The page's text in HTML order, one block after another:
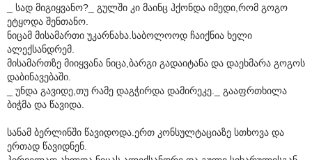
_ სად მიგიყვანო?_ გულში კი მაინც ჰქონდა იმედი,რომ გოგო
ეტყოდა შენთანო.
ნიცამ მისამართი უკარნახა.საბოლოოდ ჩაიქნია ხელი
ალექსანდრემ.
მისამართზე მიიყვანა ნიცა,ბარგი გადაიტანა და დაეხმარა გოგოს
დაბინავებაში.
_ უნდა გავიდე,თუ რამე დაგჭირდა დამირეკე._ გააფრთხილა
ბიჭმა და წავიდა.
სანამ ბერლინში წავიდოდა.ერთ კონსულტაციაზე სთხოვა და
ერთად წავიდნენ.